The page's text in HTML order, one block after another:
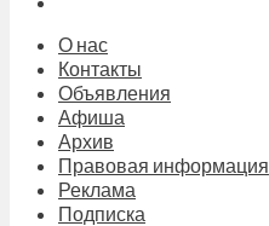
О нас
Контакты
Объявления
Афиша
Архив
Правовая информация
Реклама
Подписка